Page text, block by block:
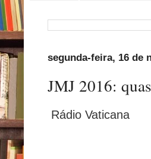
segunda-feira, 16 de
JMJ 2016:
Rádio Vaticana